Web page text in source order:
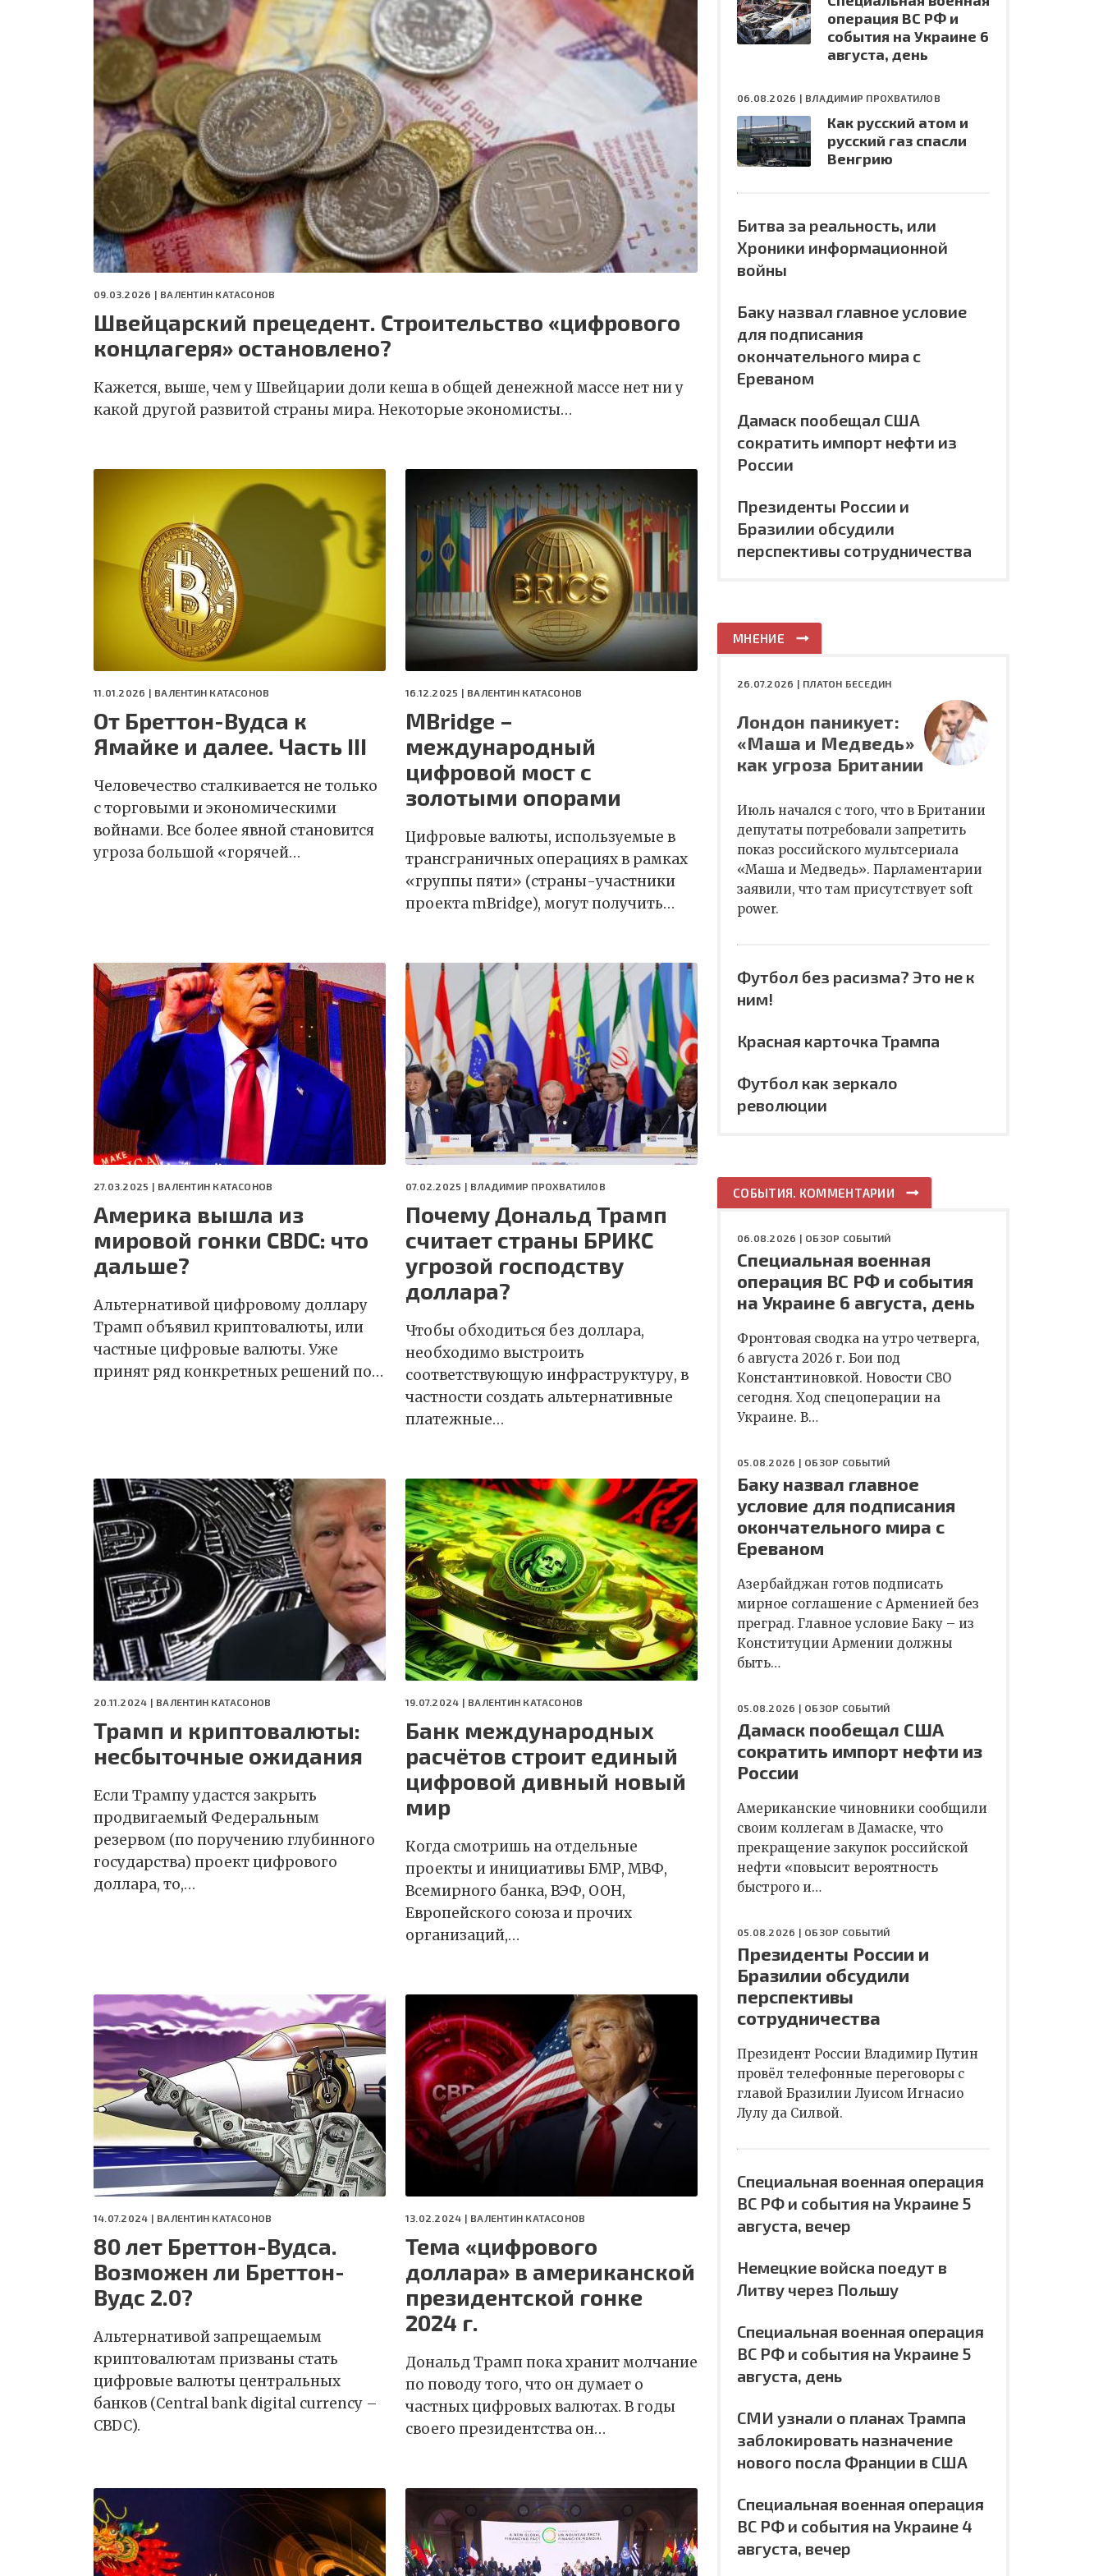
СЕГОДНЯ
ПОЛЯ БИТВЫ 2024
09.03.2026 | ВАЛЕНТИН КАТАСОНОВ
Швейцарский прецедент. Строительство «цифрового
концлагеря» остановлено?
Кажется, выше, чем у Швейцарии доли кеша в общей денежной массе нет ни у
какой другой развитой страны мира. Некоторые экономисты…
11.01.2026 | ВАЛЕНТИН КАТАСОНОВ
От Бреттон-Вудса к
Ямайке и далее. Часть III
Человечество сталкивается не только
с торговыми и экономическими
войнами. Все более явной становится
угроза большой «горячей…
16.12.2025 | ВАЛЕНТИН КАТАСОНОВ
MBridge –
международный
цифровой мост с
золотыми опорами
Цифровые валюты, используемые в
трансграничных операциях в рамках
«группы пяти» (страны-участники
проекта mBridge), могут получить…
27.03.2025 | ВАЛЕНТИН КАТАСОНОВ
Америка вышла из
мировой гонки CBDC: что
дальше?
Альтернативой цифровому доллару
Трамп объявил криптовалюты, или
частные цифровые валюты. Уже
принят ряд конкретных решений по…
07.02.2025 | ВЛАДИМИР ПРОХВАТИЛОВ
Почему Дональд Трамп
считает страны БРИКС
угрозой господству
доллара?
Чтобы обходиться без доллара,
необходимо выстроить
соответствующую инфраструктуру, в
частности создать альтернативные
платежные…
20.11.2024 | ВАЛЕНТИН КАТАСОНОВ
Трамп и криптовалюты:
несбыточные ожидания
Если Трампу удастся закрыть
продвигаемый Федеральным
резервом (по поручению глубинного
государства) проект цифрового
доллара, то,…
19.07.2024 | ВАЛЕНТИН КАТАСОНОВ
Банк международных
расчётов строит единый
цифровой дивный новый
мир
Когда смотришь на отдельные
проекты и инициативы БМР, МВФ,
Всемирного банка, ВЭФ, ООН,
Европейского союза и прочих
организаций,…
14.07.2024 | ВАЛЕНТИН КАТАСОНОВ
80 лет Бреттон-Вудса.
Возможен ли Бреттон-
Вудс 2.0?
Альтернативой запрещаемым
криптовалютам призваны стать
цифровые валюты центральных
банков (Central bank digital currency –
CBDC).
13.02.2024 | ВАЛЕНТИН КАТАСОНОВ
Тема «цифрового
доллара» в американской
президентской гонке
2024 г.
Дональд Трамп пока хранит молчание
по поводу того, что он думает о
частных цифровых валютах. В годы
своего президентства он…
операция ВС РФ и
события на Украине 6
августа, день
06.08.2026 | ВЛАДИМИР ПРОХВАТИЛОВ
Как русский атом и
русский газ спасли
Венгрию
Битва за реальность, или
Хроники информационной
войны
Баку назвал главное условие
для подписания
окончательного мира с
Ереваном
Дамаск пообещал США
сократить импорт нефти из
России
Президенты России и
Бразилии обсудили
перспективы сотрудничества
МНЕНИЕ
26.07.2026 | ПЛАТОН БЕСЕДИН
Лондон паникует:
«Маша и Медведь»
как угроза Британии
Июль начался с того, что в Британии
депутаты потребовали запретить
показ российского мультсериала
«Маша и Медведь». Парламентарии
заявили, что там присутствует soft
power.
Футбол без расизма? Это не к
ним!
Красная карточка Трампа
Футбол как зеркало
революции
СОБЫТИЯ. КОММЕНТАРИИ
06.08.2026 | ОБЗОР СОБЫТИЙ
Специальная военная
операция ВС РФ и события
на Украине 6 августа, день
Фронтовая сводка на утро четверга,
6 августа 2026 г. Бои под
Константиновкой. Новости СВО
сегодня. Ход спецоперации на
Украине. В…
05.08.2026 | ОБЗОР СОБЫТИЙ
Баку назвал главное
условие для подписания
окончательного мира с
Ереваном
Азербайджан готов подписать
мирное соглашение с Арменией без
преград. Главное условие Баку – из
Конституции Армении должны
быть…
05.08.2026 | ОБЗОР СОБЫТИЙ
Дамаск пообещал США
сократить импорт нефти из
России
Американские чиновники сообщили
своим коллегам в Дамаске, что
прекращение закупок российской
нефти «повысит вероятность
быстрого и…
05.08.2026 | ОБЗОР СОБЫТИЙ
Президенты России и
Бразилии обсудили
перспективы
сотрудничества
Президент России Владимир Путин
провёл телефонные переговоры с
главой Бразилии Луисом Игнасио
Лулу да Силвой.
Специальная военная операция
ВС РФ и события на Украине 5
августа, вечер
Немецкие войска поедут в
Литву через Польшу
Специальная военная операция
ВС РФ и события на Украине 5
августа, день
СМИ узнали о планах Трампа
заблокировать назначение
нового посла Франции в США
Специальная военная операция
ВС РФ и события на Украине 4
августа, вечер